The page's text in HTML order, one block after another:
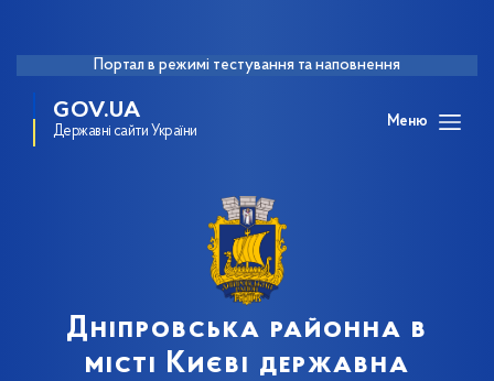
Портал в режимі тестування та наповнення
GOV.UA
Державні сайти України
Меню
Дніпровська районна в
місті Києві державна